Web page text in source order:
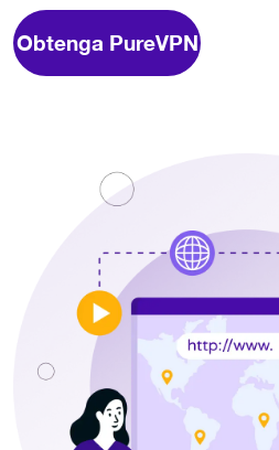
Obtenga PureVPN